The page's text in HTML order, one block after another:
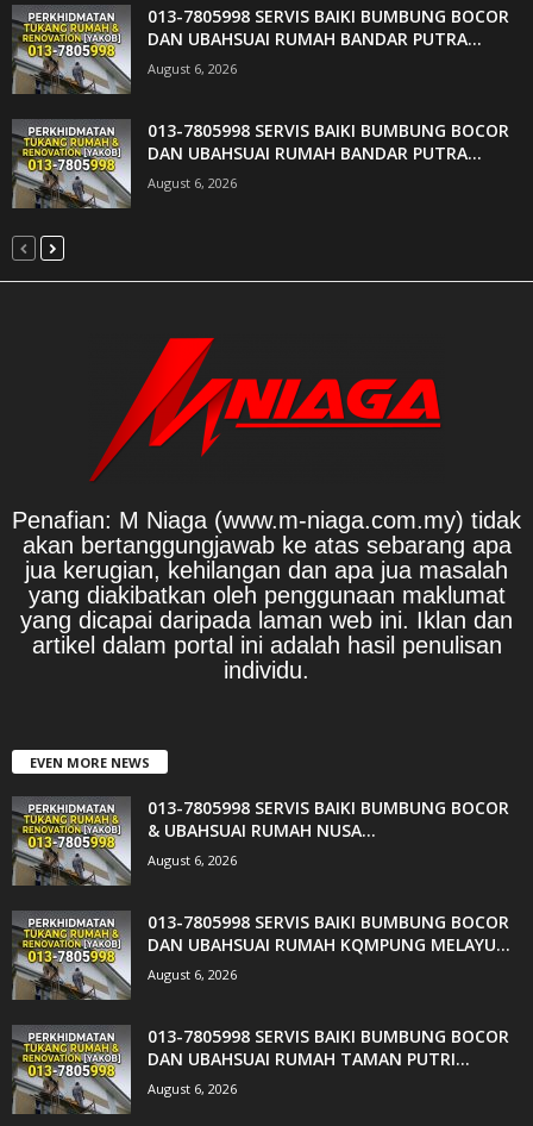
013-7805998 SERVIS BAIKI BUMBUNG BOCOR
DAN UBAHSUAI RUMAH BANDAR PUTRA...
August 6, 2026
013-7805998 SERVIS BAIKI BUMBUNG BOCOR
DAN UBAHSUAI RUMAH BANDAR PUTRA...
August 6, 2026
Penafian: M Niaga (www.m-niaga.com.my) tidak
akan bertanggungjawab ke atas sebarang apa
jua kerugian, kehilangan dan apa jua masalah
yang diakibatkan oleh penggunaan maklumat
yang dicapai daripada laman web ini. Iklan dan
artikel dalam portal ini adalah hasil penulisan
individu.
EVEN MORE NEWS
013-7805998 SERVIS BAIKI BUMBUNG BOCOR
& UBAHSUAI RUMAH NUSA...
August 6, 2026
013-7805998 SERVIS BAIKI BUMBUNG BOCOR
DAN UBAHSUAI RUMAH KQMPUNG MELAYU...
August 6, 2026
013-7805998 SERVIS BAIKI BUMBUNG BOCOR
DAN UBAHSUAI RUMAH TAMAN PUTRI...
August 6, 2026